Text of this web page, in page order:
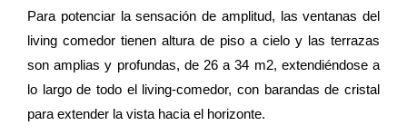
Para potenciar la sensación de amplitud, las ventanas del
living comedor tienen altura de piso a cielo y las terrazas
son amplias y profundas, de 26 a 34 m2, extendiéndose a
lo largo de todo el living-comedor, con barandas de cristal
para extender la vista hacia el horizonte.